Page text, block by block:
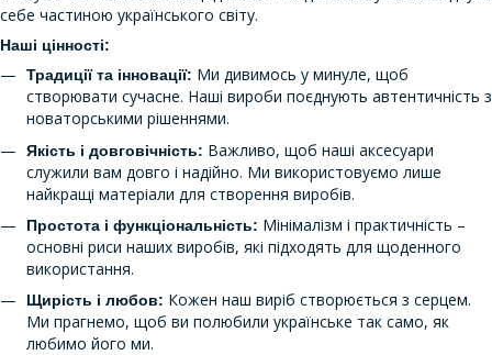
себе частиною українського світу.
Наші цінності:
Традиції та інновації: Ми дивимось у минуле, щоб
створювати сучасне. Наші вироби поєднують автентичність з
новаторськими рішеннями.
Якість і довговічність: Важливо, щоб наші аксесуари
служили вам довго і надійно. Ми використовуємо лише
найкращі матеріали для створення виробів.
Простота і функціональність: Мінімалізм і практичність –
основні риси наших виробів, які підходять для щоденного
використання.
Щирість і любов: Кожен наш виріб створюється з серцем.
Ми прагнемо, щоб ви полюбили українське так само, як
любимо його ми.